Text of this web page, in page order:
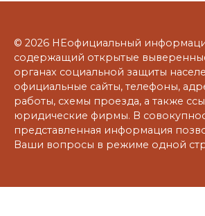
© 2026 НЕофициальный
содержащий открытые
органах социальной защиты
официальные сайты, телефоны,
работы, схемы проезда, а также
юридические фирмы. В
представленная информация
Ваши вопросы в режиме одной